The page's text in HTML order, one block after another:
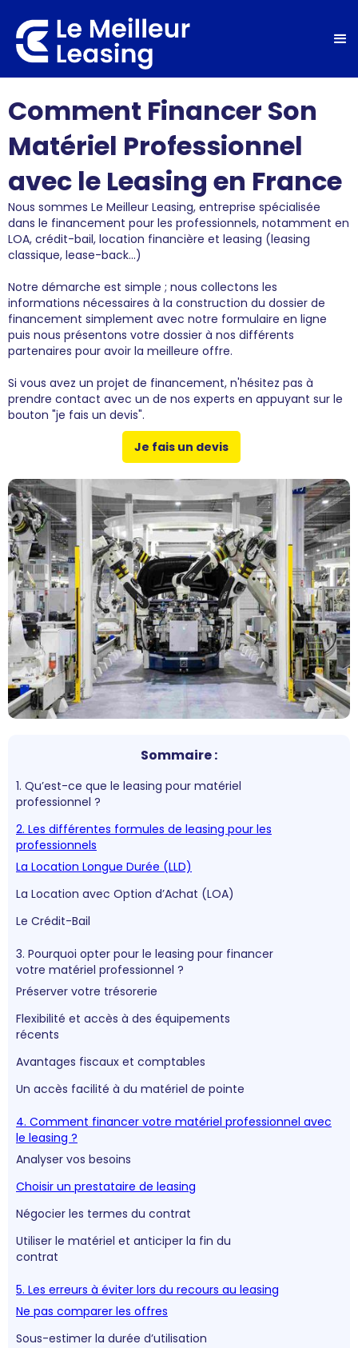
Comment Financer Son
Matériel Professionnel
avec le Leasing en France
Nous sommes Le Meilleur Leasing, entreprise spécialisée
dans le financement pour les professionnels, notamment en
LOA, crédit-bail, location financière et leasing (leasing
classique, lease-back...)
Notre démarche est simple ; nous collectons les
informations nécessaires à la construction du dossier de
financement simplement avec notre formulaire en ligne
puis nous présentons votre dossier à nos différents
partenaires pour avoir la meilleure offre.
Si vous avez un projet de financement, n'hésitez pas à
prendre contact avec un de nos experts en appuyant sur le
bouton "je fais un devis".
Je fais un devis
Sommaire :
1. Qu’est-ce que le leasing pour matériel
professionnel ?
2. Les différentes formules de leasing pour les
professionnels
La Location Longue Durée (LLD)
La Location avec Option d’Achat (LOA)
Le Crédit-Bail
3. Pourquoi opter pour le leasing pour financer
votre matériel professionnel ?
Préserver votre trésorerie
Flexibilité et accès à des équipements
récents
Avantages fiscaux et comptables
Un accès facilité à du matériel de pointe
4. Comment financer votre matériel professionnel avec
le leasing ?
Analyser vos besoins
Choisir un prestataire de leasing
Négocier les termes du contrat
Utiliser le matériel et anticiper la fin du
contrat
5. Les erreurs à éviter lors du recours au leasing
Ne pas comparer les offres
Sous-estimer la durée d’utilisation